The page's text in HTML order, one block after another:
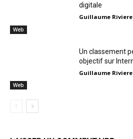
Web
digitale
Guillaume Riviere
Web
Un classement
objectif sur
Guillaume Riviere